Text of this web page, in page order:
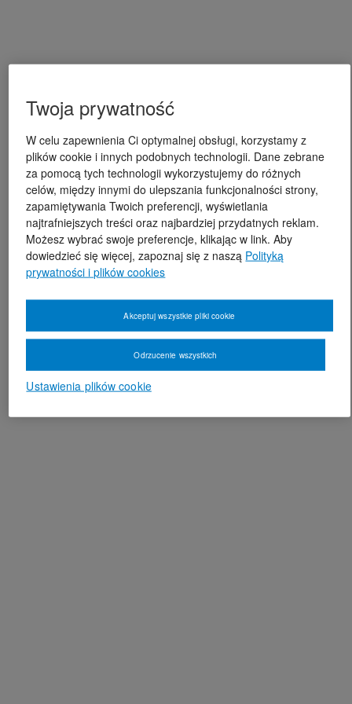
Twoja prywatność
W celu zapewnienia Ci optymalnej obsługi, korzystamy z
plików cookie i innych podobnych technologii. Dane zebrane
za pomocą tych technologii wykorzystujemy do różnych
celów, między innymi do ulepszania funkcjonalności strony,
zapamiętywania Twoich preferencji, wyświetlania
najtrafniejszych treści oraz najbardziej przydatnych reklam.
Możesz wybrać swoje preferencje, klikając w link. Aby
dowiedzieć się więcej, zapoznaj się z naszą Polityką
prywatności i plików cookies
Ustawienia plików cookie
Odrzucenie wszystkich
Akceptuj wszystkie pliki cookie